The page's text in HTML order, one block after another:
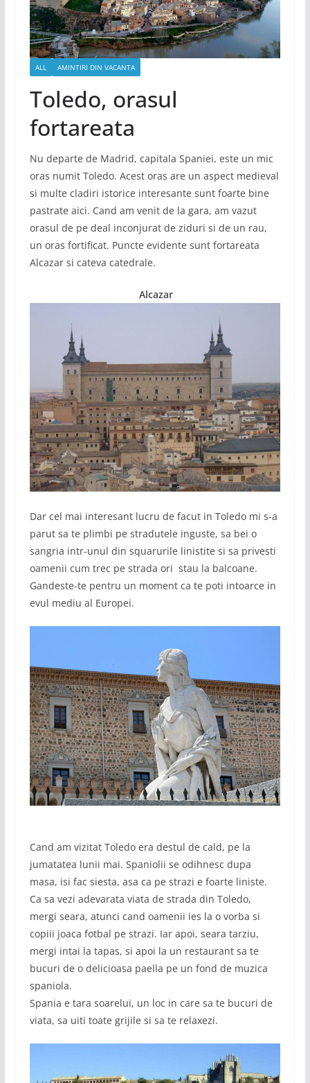
ALL AMINTIRI DIN VACANTA
Toledo, orasul
fortareata
Nu departe de Madrid, capitala Spaniei, este un mic
oras numit Toledo. Acest oras are un aspect medieval
si multe cladiri istorice interesante sunt foarte bine
pastrate aici. Cand am venit de la gara, am vazut
orasul de pe deal inconjurat de ziduri si de un rau,
un oras fortificat. Puncte evidente sunt fortareata
Alcazar si cateva catedrale.
Alcazar
Dar cel mai interesant lucru de facut in Toledo mi s-a
parut sa te plimbi pe stradutele inguste, sa bei o
sangria intr-unul din squarurile linistite si sa privesti
oamenii cum trec pe strada ori stau la balcoane.
Gandeste-te pentru un moment ca te poti intoarce in
evul mediu al Europei.
Cand am vizitat Toledo era destul de cald, pe la
jumatatea lunii mai. Spaniolii se odihnesc dupa
masa, isi fac siesta, asa ca pe strazi e foarte liniste.
Ca sa vezi adevarata viata de strada din Toledo,
mergi seara, atunci cand oamenii ies la o vorba si
copiii joaca fotbal pe strazi. Iar apoi, seara tarziu,
mergi intai la tapas, si apoi la un restaurant sa te
bucuri de o delicioasa paella pe un fond de muzica
spaniola.
Spania e tara soarelui, un loc in care sa te bucuri de
viata, sa uiti toate grijile si sa te relaxezi.